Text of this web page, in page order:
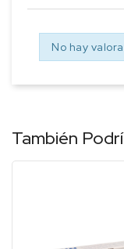
No hay
También